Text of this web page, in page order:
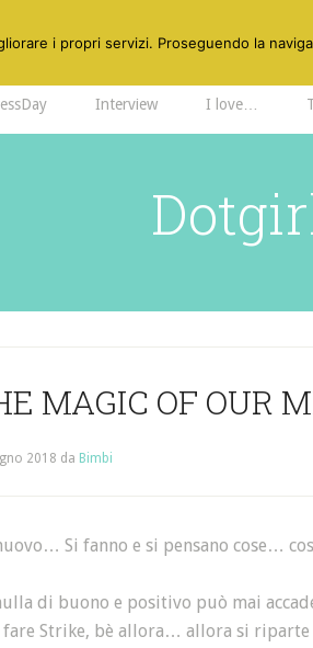
Interview I love…
MAGIC OF OUR
2018 da Bimbi
Si fanno e si pensano cose…
di buono e positivo può mai
fare Strike, bè allora… allora si riparte
i propri servizi. Proseguendo la